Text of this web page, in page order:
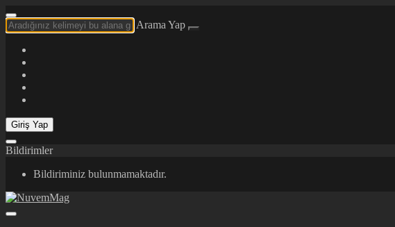
Arama Yap
Giriş Yap
Bildirimler
Bildiriminiz bulunmamaktadır.